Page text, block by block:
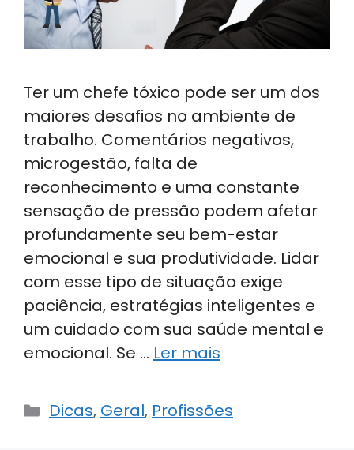
Ter um chefe tóxico pode ser um dos
maiores desafios no ambiente de
trabalho. Comentários negativos,
microgestão, falta de
reconhecimento e uma constante
sensação de pressão podem afetar
profundamente seu bem-estar
emocional e sua produtividade. Lidar
com esse tipo de situação exige
paciência, estratégias inteligentes e
um cuidado com sua saúde mental e
emocional. Se … Ler mais
Categorias
Dicas, Geral, Profissões